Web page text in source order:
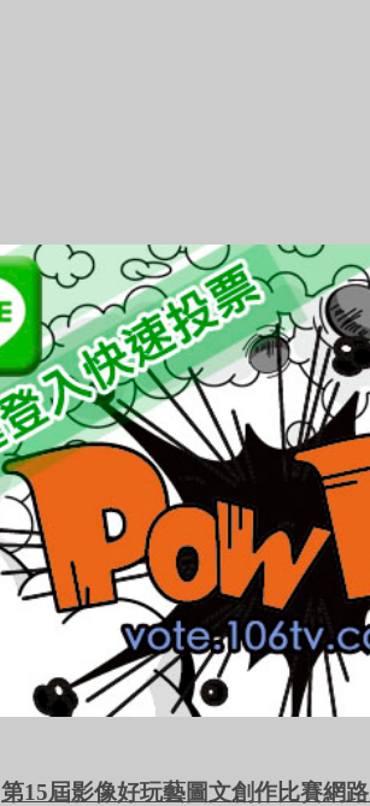
第15屆影像好玩藝圖文創作比賽網